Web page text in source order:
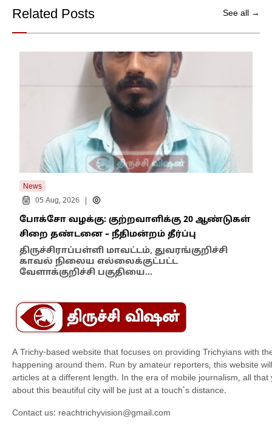
Related Posts See all →
News
05 Aug, 2026
போக்சோ வழக்கு: குற்றவாளிக்கு 20 ஆண்டுகள்
சிறை தண்டனை – நீதிமன்றம் தீர்ப்பு
திருச்சிராப்பள்ளி மாவட்டம், துவரங்குறிச்சி
காவல் நிலைய எல்லைக்குட்பட்ட
வேளாக்குறிச்சி பகுதியை…
A Trichy-based website that focuses on providing Trichyians with
happening around them. Run by amateur reporters, this website
articles at a different length. In the era of mobile journalism, all that
about this beautiful city will be just at a touch's distance.
Contact us: reachtrichyvision@gmail.com